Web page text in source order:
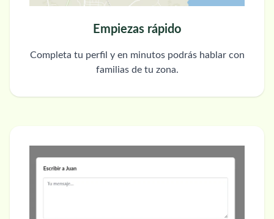
Empiezas rápido
Completa tu perfil y en minutos podrás hablar con
familias de tu zona.